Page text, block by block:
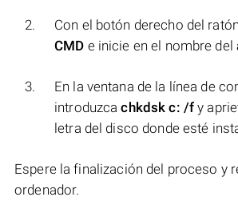
Con el botón derecho del
CMD e inicie en el nombre del
En la ventana de la línea de
introduzcachkdsk c: /f y
letra del disco donde esté
Espere la finalización del proceso y
ordenador.